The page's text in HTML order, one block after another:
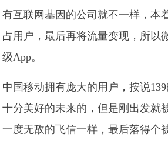
有互联网基因的公司就不一样，本
占用户，最后再将流量变现，所以
级App。
中国移动拥有庞大的用户，按说
十分美好的未来的，但是刚出发就
一度无敌的飞信一样，最后落得个